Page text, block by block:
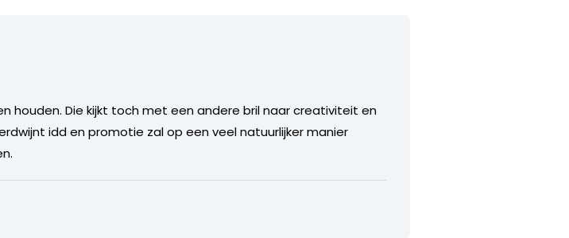
houden. Die kijkt toch met een andere bril naar creativiteit en
idd en promotie zal op een veel natuurlijker manier